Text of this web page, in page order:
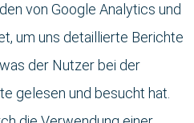
von Google Analytics und
um uns detaillierte Berichte
der Nutzer bei der
gelesen und besucht hat.